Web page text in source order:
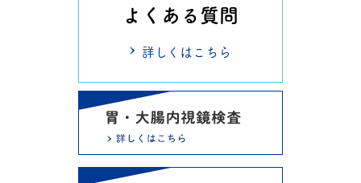
よくある質問
詳しくはこちら